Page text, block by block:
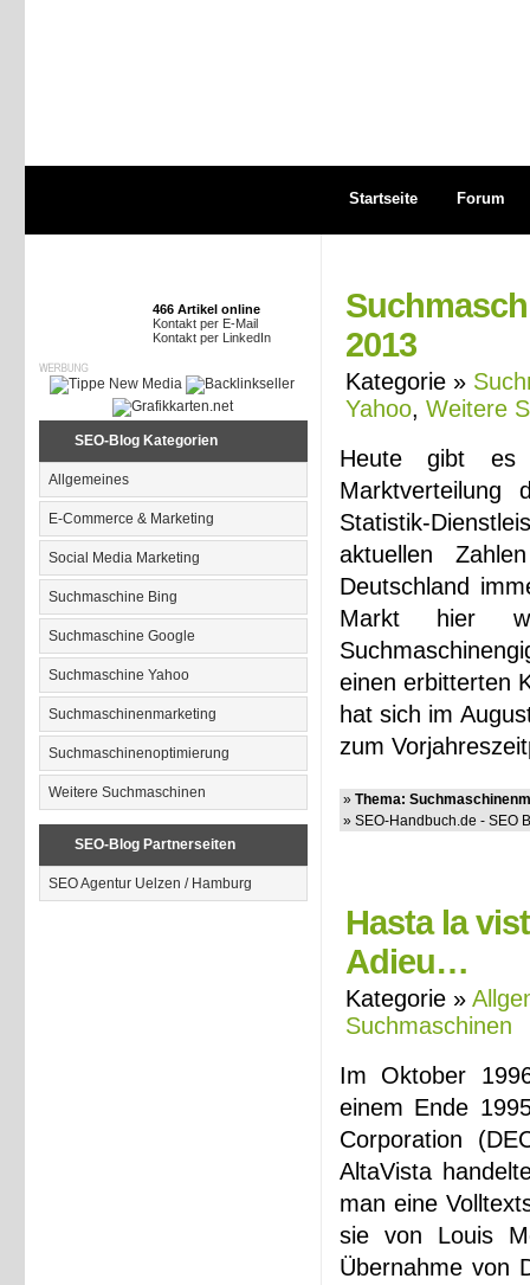
Startseite Forum
466 Artikel online
Kontakt per E-Mail
Kontakt per LinkedIn
SEO-Blog Kategorien
Allgemeines
E-Commerce & Marketing
Social Media Marketing
Suchmaschine Bing
Suchmaschine Google
Suchmaschine Yahoo
Suchmaschinenmarketing
Suchmaschinenoptimierung
Weitere Suchmaschinen
SEO-Blog Partnerseiten
SEO Agentur Uelzen / Hamburg
2013
Kategorie »
Yahoo, Weitere
Heute gibt es
Marktverteilung
Statistik-
aktuellen
Deutschland
Markt hier
einen erbitterten
hat sich im
zum
» Thema:
» SEO-Handbuch.de - SEO
Hasta la
Adieu…
Kategorie »
Suchmaschinen
Im Oktober
einem Ende
Corporation
AltaVista
man eine
sie von Louis
Übernahme von